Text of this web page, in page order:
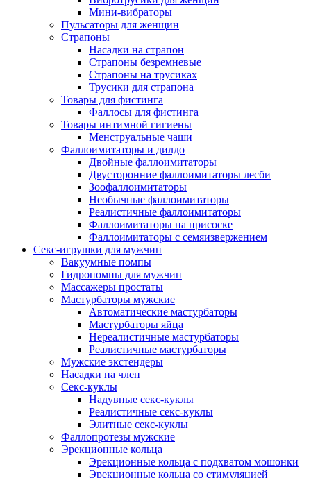
Мини-вибраторы
Пульсаторы для женщин
Страпоны
Насадки на страпон
Страпоны безремневые
Страпоны на трусиках
Трусики для страпона
Товары для фистинга
Фаллосы для фистинга
Товары интимной гигиены
Менструальные чаши
Фаллоимитаторы и дилдо
Двойные фаллоимитаторы
Двусторонние фаллоимитаторы лесби
Зоофаллоимитаторы
Необычные фаллоимитаторы
Реалистичные фаллоимитаторы
Фаллоимитаторы на присоске
Фаллоимитаторы с семяизвержением
Секс-игрушки для мужчин
Вакуумные помпы
Гидропомпы для мужчин
Массажеры простаты
Мастурбаторы мужские
Автоматические мастурбаторы
Мастурбаторы яйца
Нереалистичные мастурбаторы
Реалистичные мастурбаторы
Мужские экстендеры
Насадки на член
Секс-куклы
Надувные секс-куклы
Реалистичные секс-куклы
Элитные секс-куклы
Фаллопротезы мужские
Эрекционные кольца
Эрекционные кольца с подхватом мошонки
Эрекционные кольца со стимуляцией